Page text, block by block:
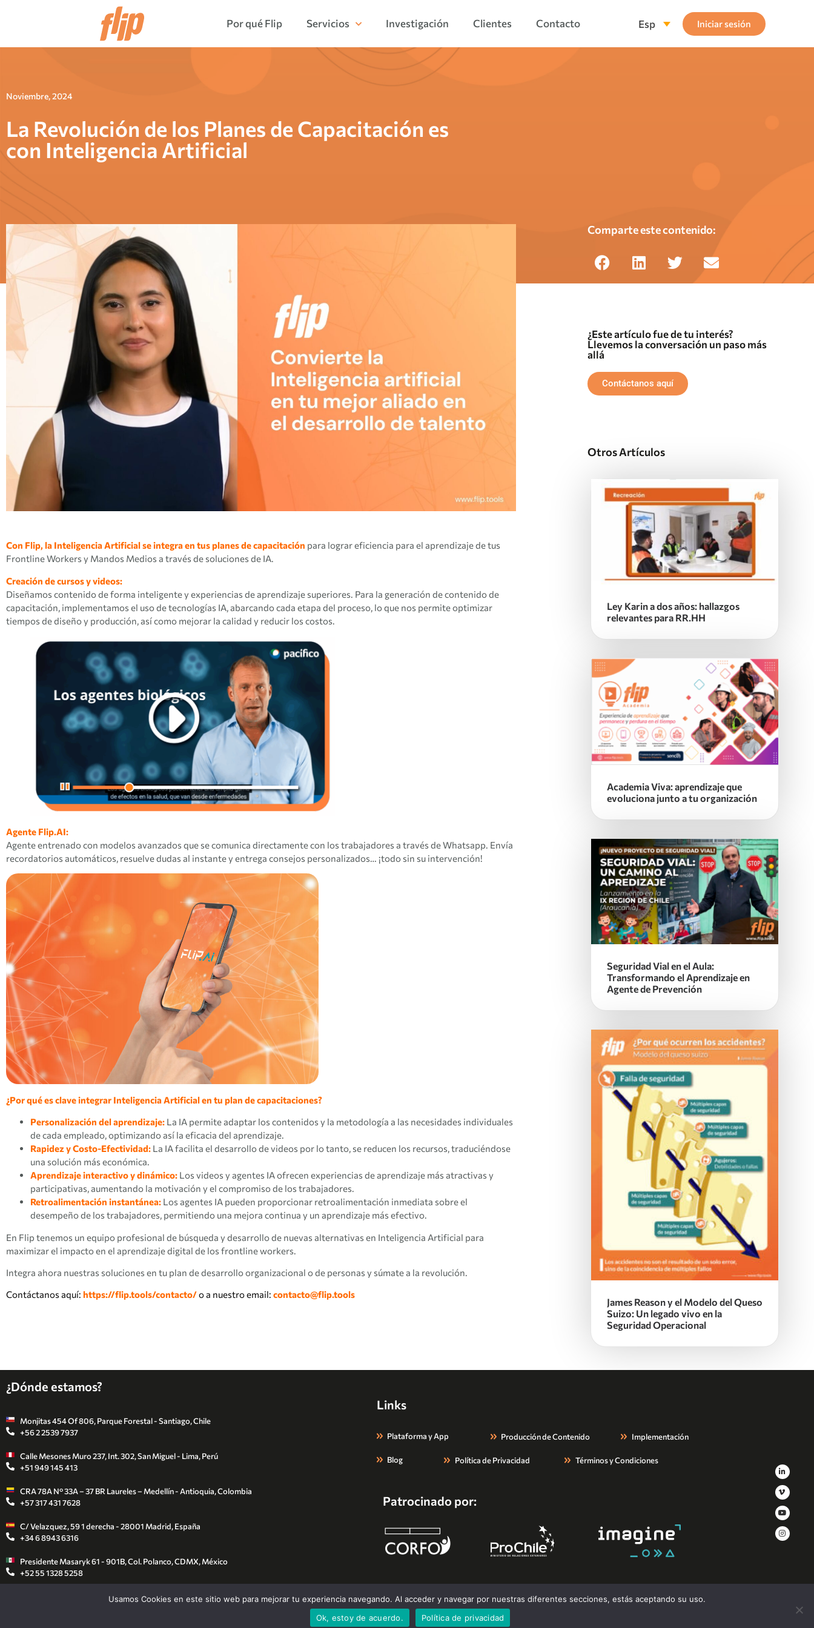
Por qué Flip Servicios Investigación Clientes Contacto Esp Iniciar sesión
Noviembre, 2024
La Revolución de los Planes de Capacitación es
con Inteligencia Artificial
Con Flip, la Inteligencia Artificial se integra en tus planes de capacitación para lograr eficiencia para el aprendizaje de tus
Frontline Workers y Mandos Medios a través de soluciones de IA.
Creación de cursos y videos:
Diseñamos contenido de forma inteligente y experiencias de aprendizaje superiores. Para la generación de contenido de
capacitación, implementamos el uso de tecnologías IA, abarcando cada etapa del proceso, lo que nos permite optimizar
tiempos de diseño y producción, así como mejorar la calidad y reducir los costos.
Agente Flip.AI:
Agente entrenado con modelos avanzados que se comunica directamente con los trabajadores a través de Whatsapp. Envía
recordatorios automáticos, resuelve dudas al instante y entrega consejos personalizados… ¡todo sin su intervención!
¿Por qué es clave integrar Inteligencia Artificial en tu plan de capacitaciones?
Personalización del aprendizaje: La IA permite adaptar los contenidos y la metodología a las necesidades individuales
de cada empleado, optimizando así la eficacia del aprendizaje.
Rapidez y Costo-Efectividad: La IA facilita el desarrollo de videos por lo tanto, se reducen los recursos, traduciéndose
una solución más económica.
Aprendizaje interactivo y dinámico: Los videos y agentes IA ofrecen experiencias de aprendizaje más atractivas y
participativas, aumentando la motivación y el compromiso de los trabajadores.
Retroalimentación instantánea: Los agentes IA pueden proporcionar retroalimentación inmediata sobre el
desempeño de los trabajadores, permitiendo una mejora continua y un aprendizaje más efectivo.
En Flip tenemos un equipo profesional de búsqueda y desarrollo de nuevas alternativas en Inteligencia Artificial para
maximizar el impacto en el aprendizaje digital de los frontline workers.
Integra ahora nuestras soluciones en tu plan de desarrollo organizacional o de personas y súmate a la revolución.
Contáctanos aquí: https://flip.tools/contacto/o a nuestro email: contacto@flip.tools
Comparte este contenido:
¿Este artículo fue de tu interés?
Llevemos la conversación un paso más
allá
Contáctanos aquí
Otros Artículos
Ley Karin a dos años: hallazgos
relevantes para RR.HH
Academia Viva: aprendizaje que
evoluciona junto a tu organización
Seguridad Vial en el Aula:
Transformando el Aprendizaje en
Agente de Prevención
James Reason y el Modelo del Queso
Suizo: Un legado vivo en la
Seguridad Operacional
¿Dónde estamos?
Monjitas 454 Of 806, Parque Forestal - Santiago, Chile
+56 2 2539 7937
Calle Mesones Muro 237, Int. 302, San Miguel - Lima, Perú
+51 949 145 413
CRA 78A N° 33A – 37 BR Laureles – Medellín - Antioquia, Colombia
+57 317 431 7628
C/ Velazquez, 59 1 derecha - 28001 Madrid, España
+34 6 8943 6316
Presidente Masaryk 61 - 901B, Col. Polanco, CDMX, México
+52 55 1328 5258
Rua Clodomiro Franco de Andrade Júnior 463 / Apt 43 Jd
Links
Plataforma y App Producción de Contenido Implementación
Blog Política de Privacidad Términos y Condiciones
Patrocinado por:
Todos los derechos reservados. Flip 2026.
Usamos Cookies en este sitio web para mejorar tu experiencia navegando. Al acceder y navegar por nuestras diferentes secciones, estás aceptando su uso.
Ok, estoy de acuerdo.
Política de privacidad